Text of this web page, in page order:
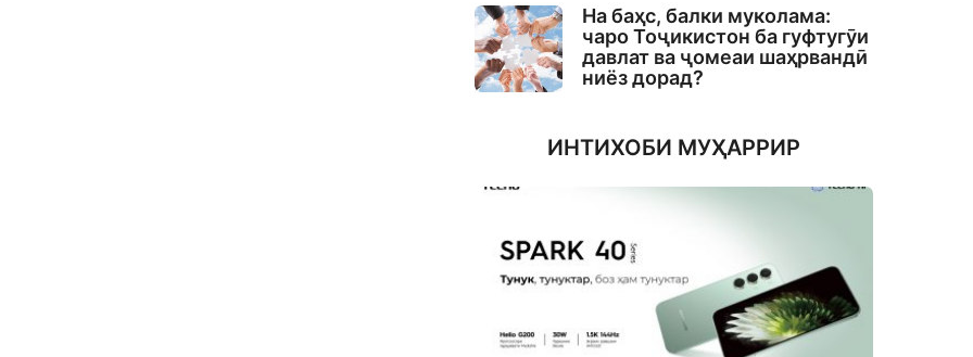
На баҳс, балки муколама:
чаро Тоҷикистон ба гуфтугӯи
давлат ва ҷомеаи шаҳрвандӣ
ниёз дорад?
ИНТИХОБИ МУҲАРРИР